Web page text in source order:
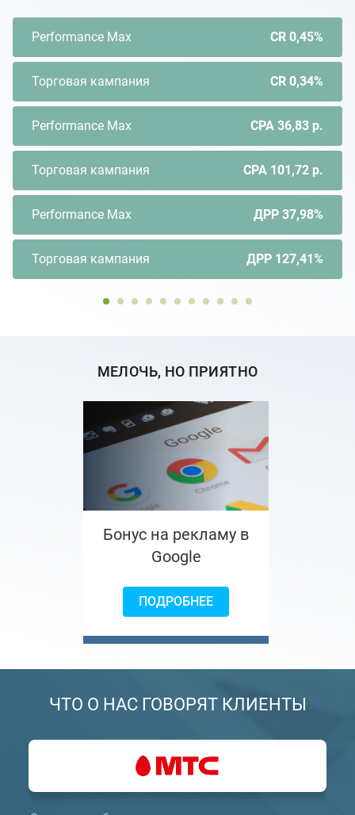
Performance Max CR 0,45%
Торговая кампания CR 0,34%
Performance Max CPA 36,83 р.
Торговая кампания CPA 101,72 р.
Performance Max ДРР 37,98%
Торговая кампания ДРР 127,41%
МЕЛОЧЬ, НО ПРИЯТНО
Бонус на рекламу в
Google
ПОДРОБНЕЕ
ЧТО О НАС ГОВОРЯТ КЛИЕНТЫ